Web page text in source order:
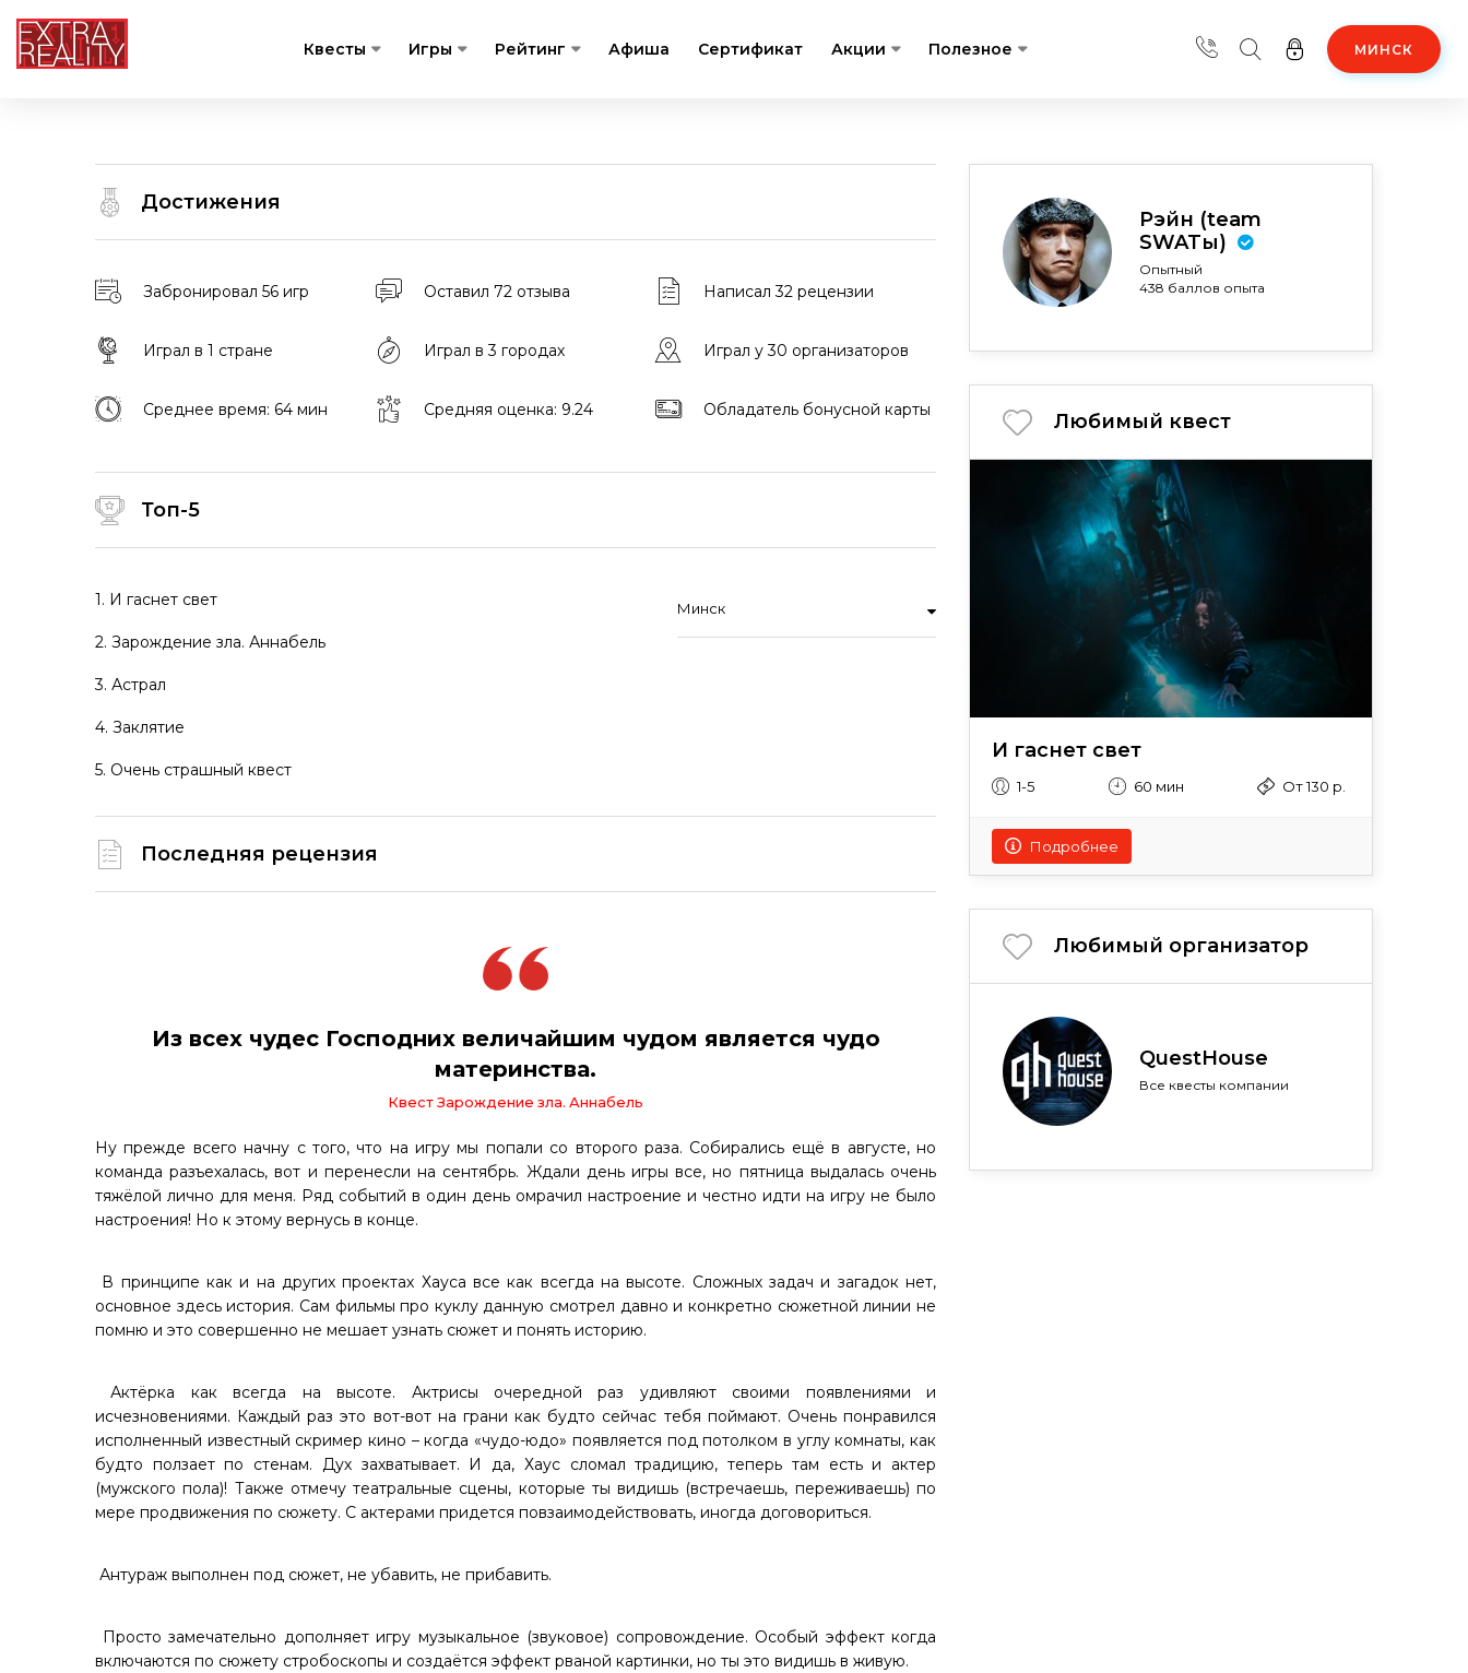
Квесты Игры Рейтинг Афиша Сертификат Акции Полезное МИНСК
Достижения
Забронировал 56 игр Оставил 72 отзыва Написал 32 рецензии
Играл в 1 стране Играл в 3 городах Играл у 30 организаторов
Среднее время: 64 мин Средняя оценка: 9.24 Обладатель бонусной карты
Топ-5
1. И гаснет свет
2. Зарождение зла. Аннабель
3. Астрал
4. Заклятие
5. Очень страшный квест
Минск
Последняя рецензия
Из всех чудес Господних величайшим чудом является чудо
материнства.
Квест Зарождение зла. Аннабель
Ну прежде всего начну с того, что на игру мы попали со второго раза. Собирались ещё в августе, но
команда разъехалась, вот и перенесли на сентябрь. Ждали день игры все, но пятница выдалась очень
тяжёлой лично для меня. Ряд событий в один день омрачил настроение и честно идти на игру не было
настроения! Но к этому вернусь в конце.
В принципе как и на других проектах Хауса все как всегда на высоте. Сложных задач и загадок нет,
основное здесь история. Сам фильмы про куклу данную смотрел давно и конкретно сюжетной линии не
помню и это совершенно не мешает узнать сюжет и понять историю.
Актёрка как всегда на высоте. Актрисы очередной раз удивляют своими появлениями и
исчезновениями. Каждый раз это вот-вот на грани как будто сейчас тебя поймают. Очень понравился
исполненный известный скример кино – когда «чудо-юдо» появляется под потолком в углу комнаты, как
будто ползает по стенам. Дух захватывает. И да, Хаус сломал традицию, теперь там есть и актер
(мужского пола)! Также отмечу театральные сцены, которые ты видишь (встречаешь, переживаешь) по
мере продвижения по сюжету. С актерами придется повзаимодействовать, иногда договориться.
Антураж выполнен под сюжет, не убавить, не прибавить.
Просто замечательно дополняет игру музыкальное (звуковое) сопровождение. Особый эффект когда
включаются по сюжету стробоскопы и создаётся эффект рваной картинки, но ты это видишь в живую.
Рэйн (team
SWATы)
Опытный
438 баллов опыта
Любимый квест
И гаснет свет
1-5 60 мин От 130 р.
Подробнее
Любимый организатор
QuestHouse
Все квесты компании